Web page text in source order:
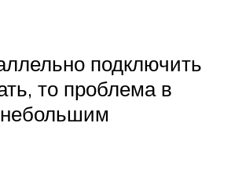
подключить
то проблема в
небольшим